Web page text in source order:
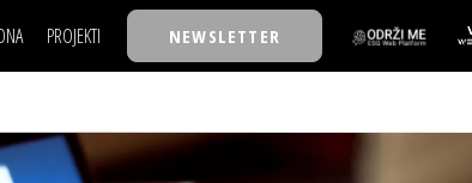
PROJEKTI
TASTY TALKS
NEWSLETTER
NAJKOLEGA
30 ISPOD 30
BACK TO OFFICE/SCHOOL